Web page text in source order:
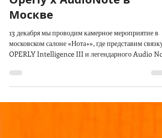
Operly x AudioNote в
Москве
13 декабря мы проводим камерное мероприятие в
московском салоне «Нота+», где представим связку
OPERLY Intelligence III и легендарного Audio